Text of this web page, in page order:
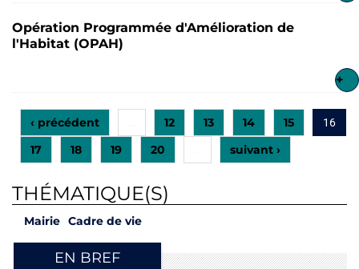
Opération Programmée d'Amélioration de
l'Habitat (OPAH)
+
‹ précédent 12 13 14 15 16
17 18 19 20 suivant ›
THÉMATIQUE(S)
Mairie Cadre de vie
EN BREF